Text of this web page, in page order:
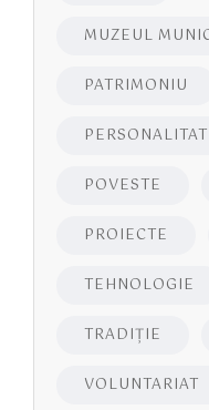
MUZEUL
PATRIMONIU
POVESTE
PROIECTE
TEHNOLOGIE
TRADIȚIE
VOLUNTARIAT